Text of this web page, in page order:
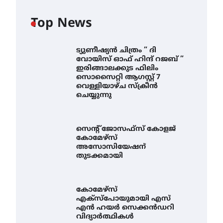
Top News
ട്യുണീഷ്യൻ ചിത്രം ” ദി
വോയിസ് ഓഫ് ഹിന്ദ് റജബ് ”
ഇരിങ്ങാലക്കുട ഫിലിം
സൊസൈറ്റി ആഗസ്റ്റ് 7
വെള്ളിയാഴ്ച സ്‌ക്രീൻ
ചെയ്യുന്നു
സെന്റ് ജോസഫ്സ് കോളജ്
കോമേഴ്‌സ്
അസോസിയേഷന്
തുടക്കമായി
കോമേഴ്സ്
എക്സ്പോയുമായി എസ്
എൻ ഹയർ സെക്കൻഡറി
വിദ്യാർത്ഥികൾ